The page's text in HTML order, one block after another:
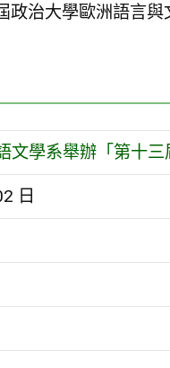
政治大學歐洲語言與
文學系舉辦「第十
日